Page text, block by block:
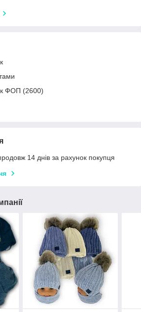
ФОП (2600)
14 днів за рахунок покупця